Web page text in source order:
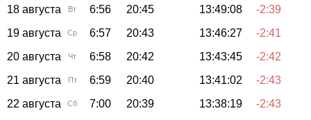
18 августа
Вт 6:56 20:45 13:49:08
-2:39
19 августа
Ср 6:57 20:43 13:46:27
-2:41
20 августа
Чт 6:58 20:42 13:43:45
-2:42
21 августа
Пт 6:59 20:40 13:41:02
-2:43
22 августа
Сб 7:00 20:39 13:38:19
-2:43